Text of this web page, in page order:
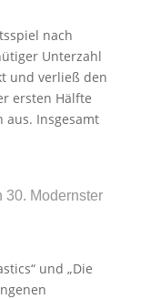
nach
Unterzahl
und verließ den
ersten Hälfte
aus. Insgesamt
30. Modernster
und „Die